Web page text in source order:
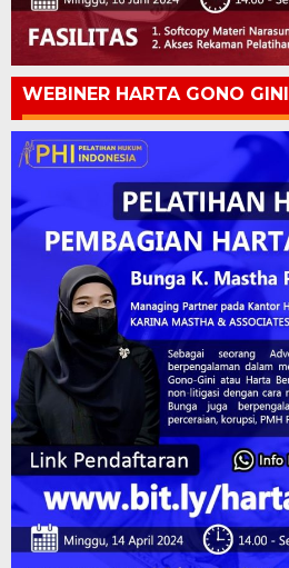
WEBINER HARTA GONO GINI